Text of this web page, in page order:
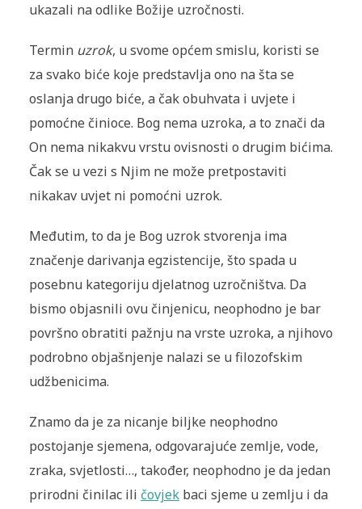
ukazali na odlike Božije uzročnosti.
Termin uzrok, u svome općem smislu, koristi se
za svako biće koje predstavlja ono na šta se
oslanja drugo biće, a čak obuhvata i uvjete i
pomoćne činioce. Bog nema uzroka, a to znači da
On nema nikakvu vrstu ovisnosti o drugim bićima.
Čak se u vezi s Njim ne može pretpostaviti
nikakav uvjet ni pomoćni uzrok.
Međutim, to da je Bog uzrok stvorenja ima
značenje darivanja egzistencije, što spada u
posebnu kategoriju djelatnog uzročništva. Da
bismo objasnili ovu činjenicu, neophodno je bar
površno obratiti pažnju na vrste uzroka, a njihovo
podrobno objašnjenje nalazi se u filozofskim
udžbenicima.
Znamo da je za nicanje biljke neophodno
postojanje sjemena, odgovarajuće zemlje, vode,
zraka, svjetlosti…, također, neophodno je da jedan
prirodni činilac ili čovjekbaci sjeme u zemlju i da